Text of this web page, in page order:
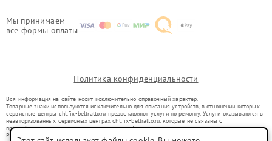
Мы принимаем
все формы оплаты
Политика конфиденциальности
Вся информация на сайте носит исключительно справочный характер.
Товарные знаки используются исключительно для описания устройств, в отношении которых
сервисные центры chl.fix-beltratto.ru предоставляют услуги по ремонту. Услуги оказываются в
неавторизованных сервисных центрах chl.fix-beltratto.ru, которые не связаны с
правообладателями товарных знаков или их официальными представителями.
Ремонт осуществляется для устройств, уже введенных в гражданский оборот в соответствии